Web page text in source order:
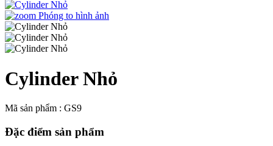
Phóng to hình ảnh
Cylinder Nhỏ
Mã sản phẩm : GS9
Đặc điểm sản phẩm